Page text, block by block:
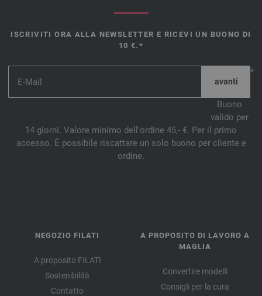
ISCRIVITI ORA ALLA NEWSLETTER E RICEVI UN BUONO DI
10 €.*
*
Buono
valido per
14 giorni. Valore minimo dell'ordine 45,- €. Per il primo
accesso. È possibile riscattare un solo buono per cliente e
ordine.
NEGOZIO FILATI
A proposito FILATI
Sostenibilità
Contatto
A PROPOSITO DI LAVORO A
MAGLIA
Convertire modelli
Consigli per la cura